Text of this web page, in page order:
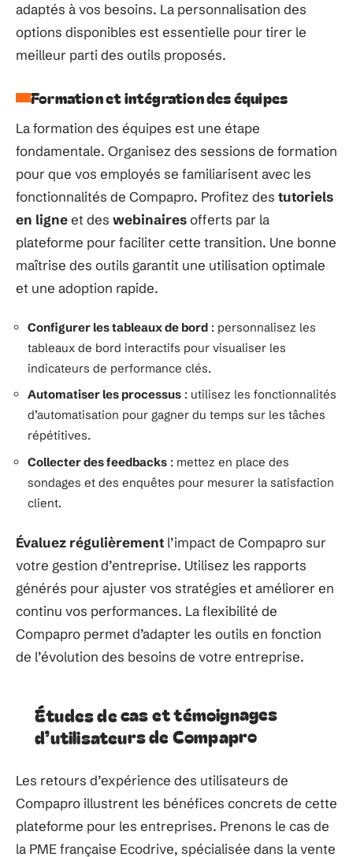
adaptés à vos besoins. La personnalisation des
options disponibles est essentielle pour tirer le
meilleur parti des outils proposés.
Formation et intégration des équipes
La formation des équipes est une étape
fondamentale. Organisez des sessions de formation
pour que vos employés se familiarisent avec les
fonctionnalités de Compapro. Profitez des tutoriels
en ligneet des webinairesofferts par la
plateforme pour faciliter cette transition. Une bonne
maîtrise des outils garantit une utilisation optimale
et une adoption rapide.
Configurer les tableaux de bord : personnalisez les
tableaux de bord interactifs pour visualiser les
indicateurs de performance clés.
Automatiser les processus : utilisez les fonctionnalités
d’automatisation pour gagner du temps sur les tâches
répétitives.
Collecter des feedbacks : mettez en place des
sondages et des enquêtes pour mesurer la satisfaction
client.
Évaluez régulièrement l’impact de Compapro sur
votre gestion d’entreprise. Utilisez les rapports
générés pour ajuster vos stratégies et améliorer en
continu vos performances. La flexibilité de
Compapro permet d’adapter les outils en fonction
de l’évolution des besoins de votre entreprise.
Études de cas et témoignages
d’utilisateurs de Compapro
Les retours d’expérience des utilisateurs de
Compapro illustrent les bénéfices concrets de cette
plateforme pour les entreprises. Prenons le cas de
la PME française Ecodrive, spécialisée dans la vente